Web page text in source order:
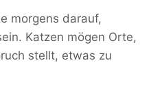
morgens darauf,
Katzen mögen Orte,
stellt, etwas zu